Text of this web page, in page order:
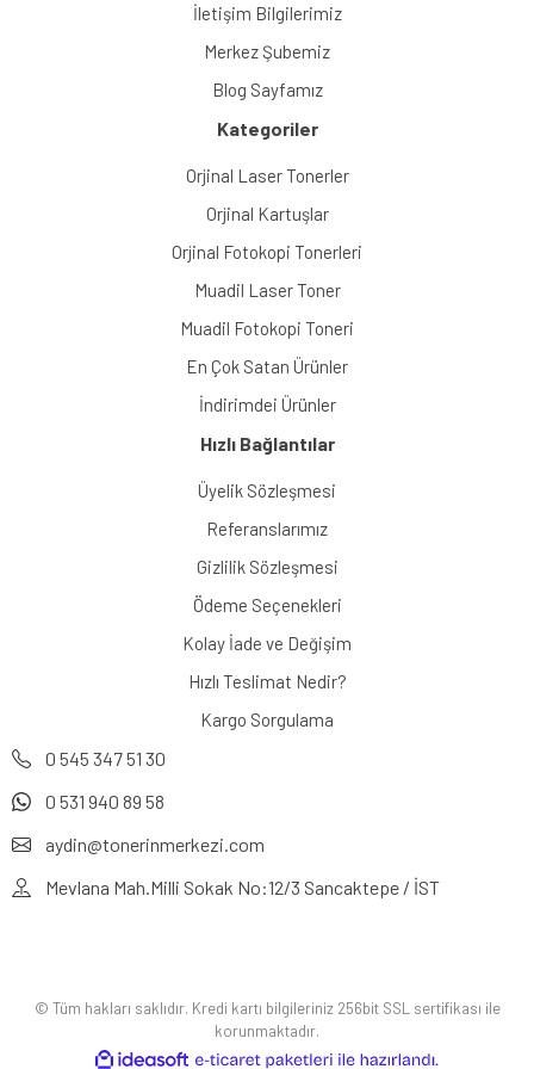
İletişim Bilgilerimiz
Merkez Şubemiz
Blog Sayfamız
Kategoriler
Orjinal Laser Tonerler
Orjinal Kartuşlar
Orjinal Fotokopi Tonerleri
Muadil Laser Toner
Muadil Fotokopi Toneri
En Çok Satan Ürünler
İndirimdei Ürünler
Hızlı Bağlantılar
Üyelik Sözleşmesi
Referanslarımız
Gizlilik Sözleşmesi
Ödeme Seçenekleri
Kolay İade ve Değişim
Hızlı Teslimat Nedir?
Kargo Sorgulama
0 545 347 51 30
0 531 940 89 58
aydin@tonerinmerkezi.com
Mevlana Mah.Milli Sokak No:12/3 Sancaktepe / İST
© Tüm hakları saklıdır. Kredi kartı bilgileriniz 256bit SSL sertifikası ile
korunmaktadır.
ideasoft e-